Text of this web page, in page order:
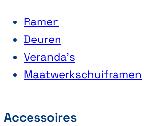
Ramen
Deuren
Veranda’s
Maatwerkschuiframen
Accessoires